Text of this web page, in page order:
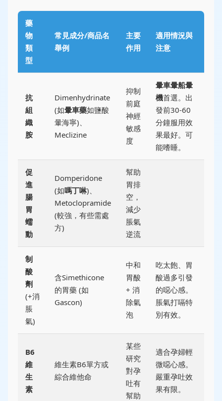
藥
物
類
型
常見成分/商品名
舉例
主要
作用
適用情況與
注意
抗
組
織
胺
Dimenhydrinate
(如暈車藥如鹽酸
暈海寧)、
Meclizine
抑制
前庭
神經
敏感
度
暈車暈船暈
機首選。出
發前30-60
分鐘服用效
果最好。可
能嗜睡。
促
進
腸
胃
蠕
動
Domperidone
(如嗎丁啉)、
Metoclopramide
(較強，有些需處
方)
幫助
胃排
空，
減少
脹氣
逆流
制
酸
劑
(+消
脹
氣)
含Simethicone
的胃藥 (如
Gascon)
中和
胃酸
+ 消
除氣
泡
吃太飽、胃
酸過多引發
的噁心感。
脹氣打嗝特
別有效。
B6
維
生
素
維生素B6單方或
綜合維他命
某些
研究
對孕
吐有
幫助
適合孕婦輕
微噁心感。
嚴重孕吐效
果有限。